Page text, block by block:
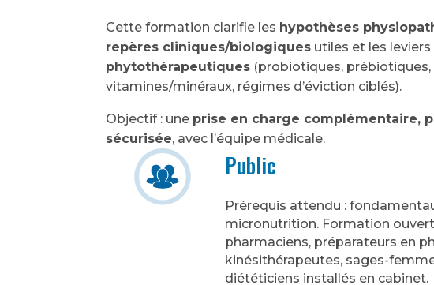
Cette formation clarifie les hypothèses
repères cliniques/biologiques utiles et les leviers
phytothérapeutiques (probiotiques, prébiotiques,
vitamines/minéraux, régimes d’éviction ciblés).
Objectif : une prise en charge complémentaire,
sécurisée, avec l’équipe médicale.
Public
Prérequis attendu :
micronutrition. Formation
pharmaciens, préparateurs en
kinésithérapeutes, sages-
diététiciens installés en cabinet.